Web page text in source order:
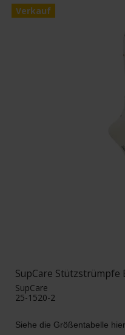
Verkauf
SupCare Stützstrümpfe
SupCare
25-1520-2
Siehe die Größentabelle hier